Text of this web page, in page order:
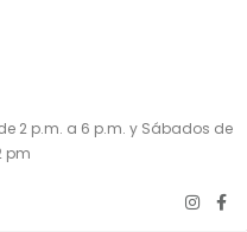
2 p.m. a 6 p.m. y Sábados de
pm